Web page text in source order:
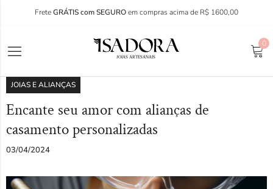
FreteGRÁTIS com SEGUROem compras acima de R$ 1600,00
0
JOIAS E ALIANÇAS
Encante seu amor com alianças de
casamento personalizadas
03/04/2024